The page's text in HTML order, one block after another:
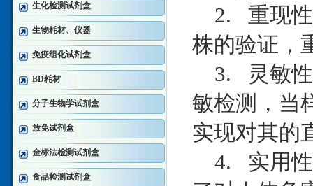
生化检测试剂盒
生物耗材、仪器
免疫组化试剂盒
BD耗材
分子生物学试剂盒
放免试剂盒
金标法检测试剂盒
食品检测试剂盒
2. 重现性
株的验证，
3. 灵敏性
敏检测，当
实现对其的
4. 实用